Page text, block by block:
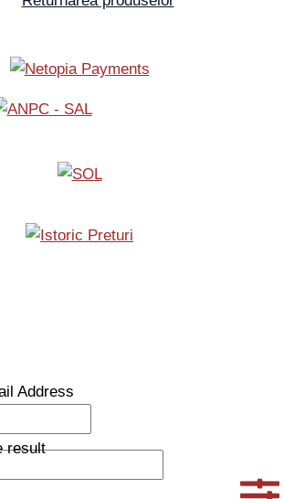
result
Address